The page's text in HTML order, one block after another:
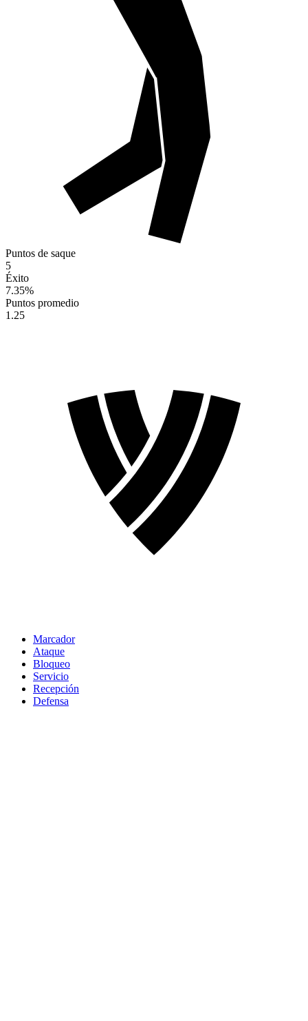
Puntos de saque
5
Éxito
7.35%
Puntos promedio
1.25
Marcador
Ataque
Bloqueo
Servicio
Recepción
Defensa